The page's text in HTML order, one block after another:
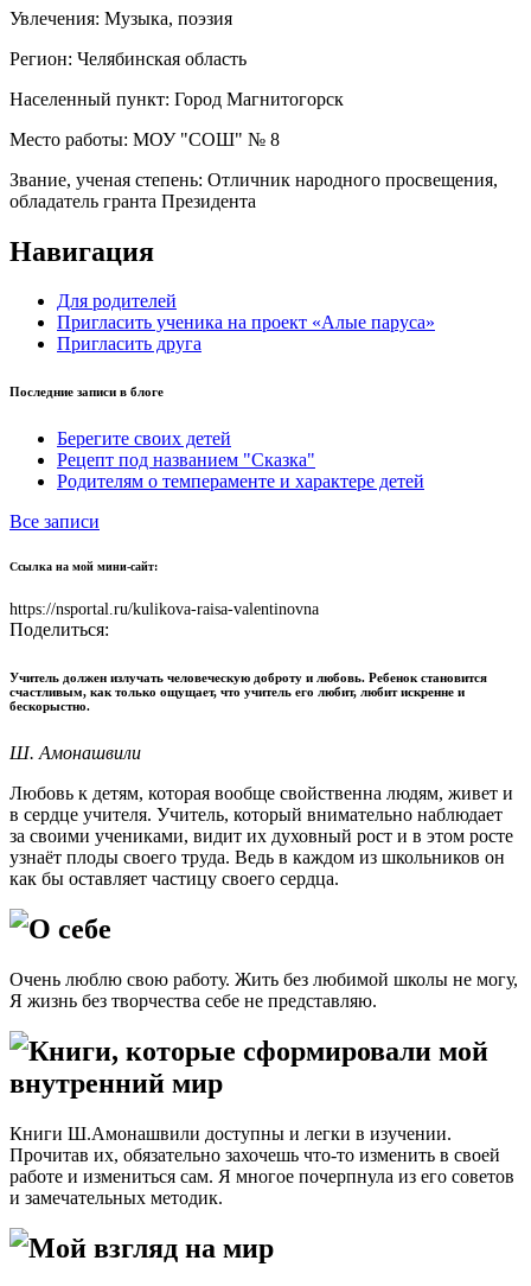
Увлечения: Музыка, поэзия
Регион: Челябинская область
Населенный пункт: Город Магнитогорск
Место работы: МОУ "СОШ" № 8
Звание, ученая степень: Отличник народного просвещения,
обладатель гранта Президента
Навигация
Для родителей
Пригласить ученика на проект «Алые паруса»
Пригласить друга
Последние записи в блоге
Берегите своих детей
Рецепт под названием "Сказка"
Родителям о темпераменте и характере детей
Все записи
Ссылка на мой мини-сайт:
https://nsportal.ru/kulikova-raisa-valentinovna
Поделиться:
Учитель должен излучать человеческую доброту и любовь. Ребенок становится
счастливым, как только ощущает, что учитель его любит, любит искренне и
бескорыстно.
Ш. Амонашвили
Любовь к детям, которая вообще свойственна людям, живет и
в сердце учителя. Учитель, который внимательно наблюдает
за своими учениками, видит их духовный рост и в этом росте
узнаёт плоды своего труда. Ведь в каждом из школьников он
как бы оставляет частицу своего сердца.
О себе
Очень люблю свою работу. Жить без любимой школы не могу,
Я жизнь без творчества себе не представляю.
Книги, которые сформировали мой
внутренний мир
Книги Ш.Амонашвили доступны и легки в изучении.
Прочитав их, обязательно захочешь что-то изменить в своей
работе и измениться сам. Я многое почерпнула из его советов
и замечательных методик.
Мой взгляд на мир